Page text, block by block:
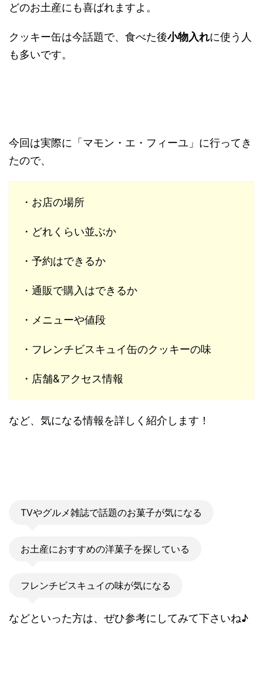
どのお土産にも喜ばれますよ。
クッキー缶は今話題で、食べた後小物入れに使う人
も多いです。
今回は実際に「マモン・エ・フィーユ」に行ってき
たので、
・お店の場所
・どれくらい並ぶか
・予約はできるか
・通販で購入はできるか
・メニューや値段
・フレンチビスキュイ缶のクッキーの味
・店舗&アクセス情報
など、気になる情報を詳しく紹介します！
TVやグルメ雑誌で話題のお菓子が気になる
お土産におすすめの洋菓子を探している
フレンチビスキュイの味が気になる
などといった方は、ぜひ参考にしてみて下さいね♪